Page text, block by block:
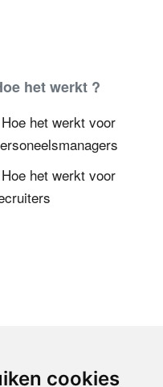
cookies
het werkt ?
Hoe het werkt voor
Hoe het werkt voor